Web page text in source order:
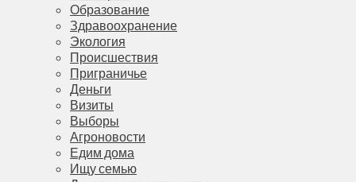
Образование
Здравоохранение
Экология
Происшествия
Приграничье
Деньги
Визиты
Выборы
Агроновости
Едим дома
Ищу семью